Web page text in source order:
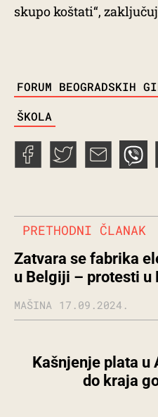
skupo koštati“,
FORUM BEOGRADSKIH
ŠKOLA
PRETHODNI ČLANAK
Zatvara se fabrika
u Belgiji – protesti u
MAŠINA 17.09.2024.
Kašnjenje plata u
do kraja